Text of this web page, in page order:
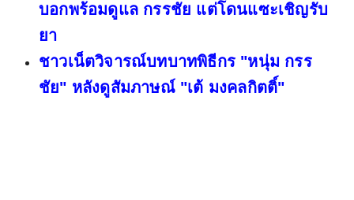
บอกพร้อมดูแล กรรชัย แต่โดนแซะเชิญรับ
ยา
ชาวเน็ตวิจารณ์บทบาทพิธีกร "หนุ่ม กรร
ชัย" หลังดูสัมภาษณ์ "เต้ มงคลกิตติ์"